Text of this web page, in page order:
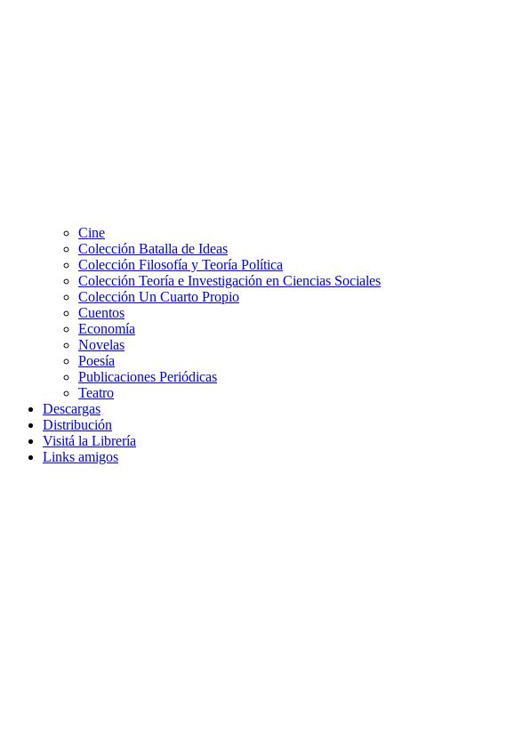
Cine
Colección Batalla de Ideas
Colección Filosofía y Teoría Política
Colección Teoría e Investigación en Ciencias Sociales
Colección Un Cuarto Propio
Cuentos
Economía
Novelas
Poesía
Publicaciones Periódicas
Teatro
Descargas
Distribución
Visitá la Librería
Links amigos